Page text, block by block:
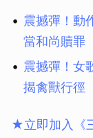
震撼彈！動
當和尚贖罪
震撼彈！女
揭禽獸行徑
★立即加入《